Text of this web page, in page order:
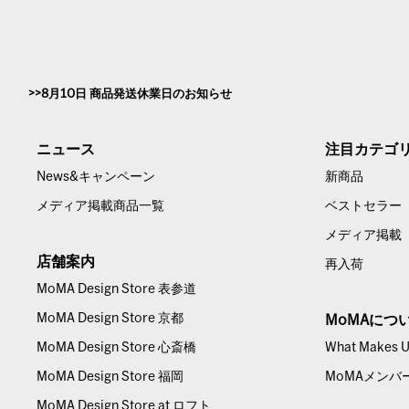
8月10日 商品発送休業日のお知らせ
ニュース
News&キャンペーン
メディア掲載商品一覧
店舗案内
MoMA Design Store 表参道
MoMA Design Store 京都
MoMA Design Store 心斎橋
MoMA Design Store 福岡
MoMA Design Store at ロフト
注目カテゴ
新商品
ベストセラー
メディア掲載
再入荷
MoMAにつ
What Makes
MoMAメンバ